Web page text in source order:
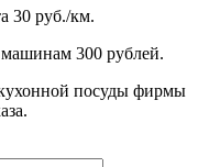
30 руб./км.
300 рублей.
посуды фирмы